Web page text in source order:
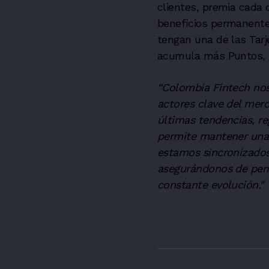
clientes, premia cada
beneficios
tengan una de las
acumula más
“Colombia Fintech
actores clave del
últimas tendencias,
permite mantener
estamos
asegurándonos de
constante evolución."